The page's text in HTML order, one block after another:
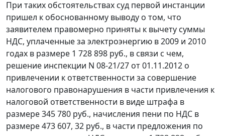
При таких обстоятельствах суд первой инстанции
пришел к обоснованному выводу о том, что
заявителем правомерно приняты к вычету суммы
НДС, уплаченные за электроэнергию в 2009 и 2010
годах в размере 1 728 898 руб., в связи с чем,
решение инспекции N 08-21/27 от 01.11.2012 о
привлечении к ответственности за совершение
налогового правонарушения в части привлечения к
налоговой ответственности в виде штрафа в
размере 345 780 руб., начисления пени по НДС в
размере 473 607, 32 руб., в части предложения по